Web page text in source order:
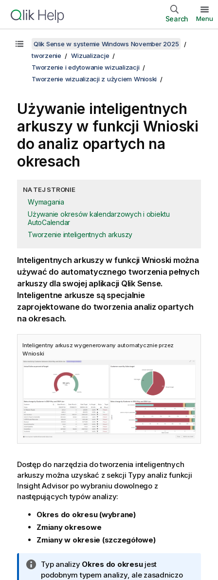
Search Menu
Qlik Sense w systemie Windows November 2025
tworzenie
Wizualizacje
Tworzenie i edytowanie wizualizacji
Tworzenie wizualizacji z użyciem Wnioski
Używanie inteligentnych
arkuszy w funkcji Wnioski
do analiz opartych na
okresach
NA TEJ STRONIE
Wymagania
Używanie okresów kalendarzowych i obiektu
AutoCalendar
Tworzenie inteligentnych arkuszy
Inteligentnych arkuszy w funkcji Wnioski można
używać do automatycznego tworzenia pełnych
arkuszy dla swojej aplikacji Qlik Sense.
Inteligentne arkusze są specjalnie
zaprojektowane do tworzenia analiz opartych
na okresach.
Inteligentny arkusz wygenerowany automatycznie przez
Wnioski
Dostęp do narzędzia do tworzenia inteligentnych
arkuszy można uzyskać z sekcji Typy analiz funkcji
Insight Advisorpo wybraniu dowolnego z
następujących typów analizy:
Okres do okresu (wybrane)
Zmiany okresowe
Zmiany w okresie (szczegółowe)
I
n
Typ analizy Okres do okresujest
podobnym typem analizy, ale zasadniczo